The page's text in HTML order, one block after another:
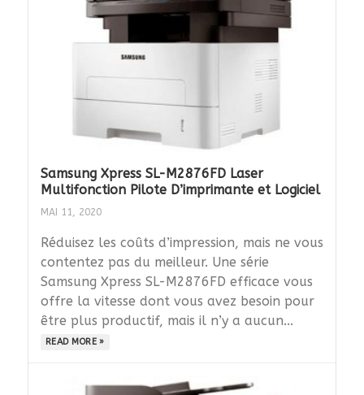
Samsung Xpress SL-M2876FD Laser
Multifonction Pilote D’imprimante et Logiciel
MAI 11, 2020
Réduisez les coûts d’impression, mais ne vous
contentez pas du meilleur. Une série
Samsung Xpress SL-M2876FD efficace vous
offre la vitesse dont vous avez besoin pour
être plus productif, mais il n’y a aucun...
READ MORE »